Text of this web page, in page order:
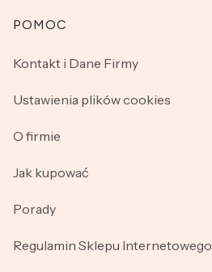
Linki w stopce
POMOC
Kontakt i Dane Firmy
Ustawienia plików cookies
O firmie
Jak kupować
Porady
Regulamin Sklepu Internetowego